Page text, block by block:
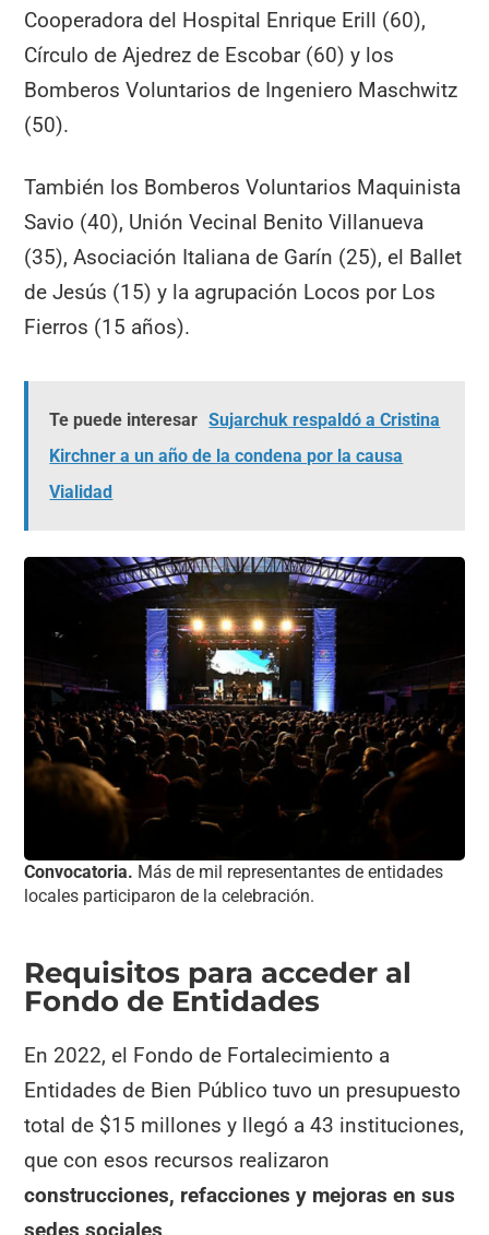
Cooperadora del Hospital Enrique Erill (60),
Círculo de Ajedrez de Escobar (60) y los
Bomberos Voluntarios de Ingeniero Maschwitz
(50).
También los Bomberos Voluntarios Maquinista
Savio (40), Unión Vecinal Benito Villanueva
(35), Asociación Italiana de Garín (25), el Ballet
de Jesús (15) y la agrupación Locos por Los
Fierros (15 años).
Te puede interesar Sujarchuk respaldó a Cristina
Kirchner a un año de la condena por la causa
Vialidad
Convocatoria. Más de mil representantes de entidades
locales participaron de la celebración.
Requisitos para acceder al
Fondo de Entidades
En 2022, el Fondo de Fortalecimiento a
Entidades de Bien Público tuvo un presupuesto
total de $15 millones y llegó a 43 instituciones,
que con esos recursos realizaron
construcciones, refacciones y mejoras en sus